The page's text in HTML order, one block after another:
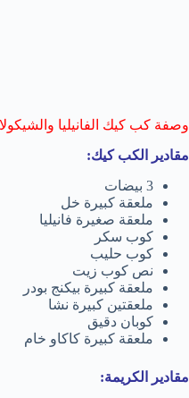
وصفة كب كيك الفانيليا
مقادير الكب كيك:
3 بيضات
ملعقة كبيرة خل
ملعقة صغيرة فانيليا
كوب سكر
كوب حليب
نص كوب زيت
ملعقة كبيرة بيكنج بودر
ملعقتين كبيرة نشا
كوبان دقيق
ملعقة كبيرة كاكاو خام
مقادير الكريمة: